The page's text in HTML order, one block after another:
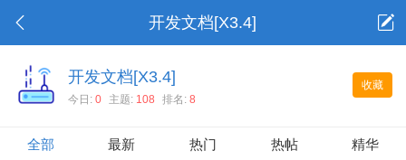
开发文档[X3.4]
收藏
开发文档[X3.4]
今日: 0 主题: 108 排名: 8
全部 最新 热门 热帖 精华